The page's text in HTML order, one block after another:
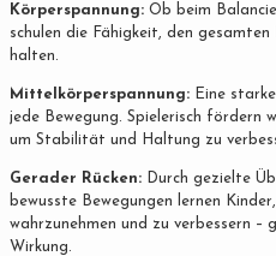
Körperspannung: Ob beim
schulen die Fähigkeit, den
halten.
Mittelkörperspannung: Eine
jede Bewegung. Spielerisch fördern
um Stabilität und Haltung zu
Gerader Rücken: Durch gezielte
bewusste Bewegungen lernen
wahrzunehmen und zu verbessern –
Wirkung.